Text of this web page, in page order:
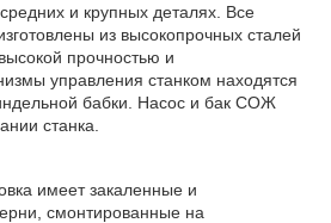
и крупных деталях. Все
из высокопрочных сталей
прочностью и
управления станком находятся
бабки. Насос и бак СОЖ
станка.
имеет закаленные и
смонтированные на